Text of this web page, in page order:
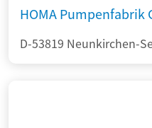
HOMA Pumpenfabrik
D-53819 Neunkirchen-